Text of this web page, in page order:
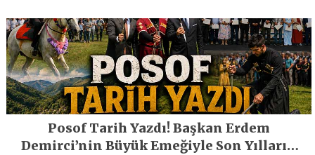
Posof Tarih Yazdı! Başkan Erdem
Demirci’nin Büyük Emeğiyle Son Yılların